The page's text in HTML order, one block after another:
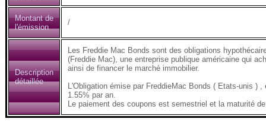
Montant de
l'émission
/
Description
détaillée
Les Freddie Mac Bonds sont des obligations
(Freddie Mac), une entreprise publique américaine qui
ainsi de financer le marché immobilier.
L'Obligation émise par FreddieMac Bonds ( Etats-unis )
1.55% par an.
Le paiement des coupons est semestriel et la maturité